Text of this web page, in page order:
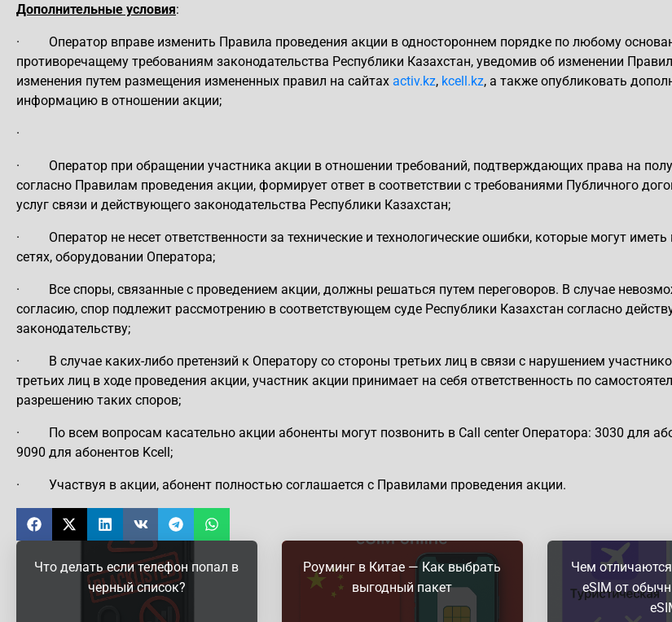
Дополнительные условия:
· Оператор вправе изменить Правила проведения акции в одностороннем порядке по любому
противоречащему требованиям законодательства Республики Казахстан, уведомив об изменении
изменения путем размещения измененных правил на сайтах activ.kz, kcell.kz, а также опубликовать
информацию в отношении акции;
·
· Оператор при обращении участника акции в отношении требований, подтверждающих права на
согласно Правилам проведения акции, формирует ответ в соответствии с требованиями Публичного
услуг связи и действующего законодательства Республики Казахстан;
· Оператор не несет ответственности за технические и технологические ошибки, которые могут
сетях, оборудовании Оператора;
· Все споры, связанные с проведением акции, должны решаться путем переговоров. В случае
согласию, спор подлежит рассмотрению в соответствующем суде Республики Казахстан согласно
законодательству;
· В случае каких-либо претензий к Оператору со стороны третьих лиц в связи с нарушением
третьих лиц в ходе проведения акции, участник акции принимает на себя ответственность по
разрешению таких споров;
· По всем вопросам касательно акции абоненты могут позвонить в Call center Оператора: 3030 для
9090 для абонентов Kcell;
· Участвуя в акции, абонент полностью соглашается с Правилами проведения акции.
Что делать если телефон попал в
черный список?
Роуминг в Китае — Как выбрать
выгодный пакет
Чем
eSIM от